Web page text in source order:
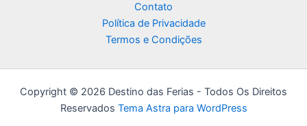
Contato
Política de Privacidade
Termos e Condições
Copyright © 2026 Destino das Ferias - Todos Os Direitos
Reservados Tema Astra para WordPress